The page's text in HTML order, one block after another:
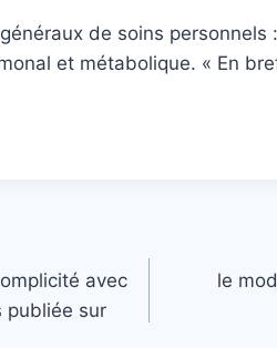
de soins
et métabolique. « En
avec
publiée sur
le